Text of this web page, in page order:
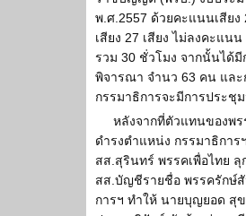
พ.ศ.2557 ด้วยคะแนนเสียง
เสียง 27 เสียง ไม่ลงคะแ
รวม 30 ชั่วโมง จากนั้นได้
พิจารณา จำนว 63 คน แล
กรรมาธิการจะมีการประชุ
หลังจากที่ตัวแทนของพ
ดำรงตำแหน่ง กรรมาธิกา
สส.สุรินทร์ พรรคเพื่อไทย
สส.บัญชีรายชื่อ พรรครักษ์
การฯ ทำให้ นายบุญยอด สุ